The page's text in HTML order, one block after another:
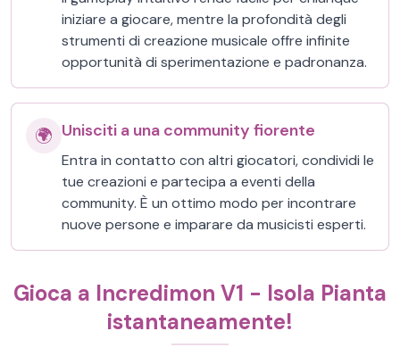
iniziare a giocare, mentre la profondità degli
strumenti di creazione musicale offre infinite
opportunità di sperimentazione e padronanza.
🌍 Unisciti a una community fiorente
Entra in contatto con altri giocatori, condividi le
tue creazioni e partecipa a eventi della
community. È un ottimo modo per incontrare
nuove persone e imparare da musicisti esperti.
Gioca a Incredimon V1 - Isola Pianta
istantaneamente!